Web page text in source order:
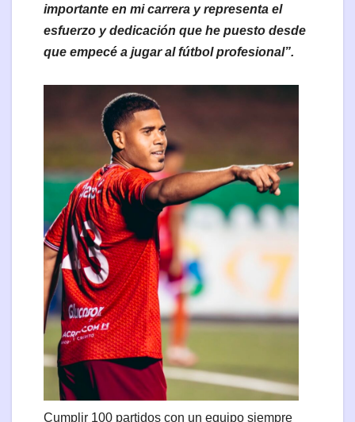
importante en mi carrera y representa el
esfuerzo y dedicación que he puesto desde
que empecé a jugar al fútbol profesional”.
Cumplir 100 partidos con un equipo siempre